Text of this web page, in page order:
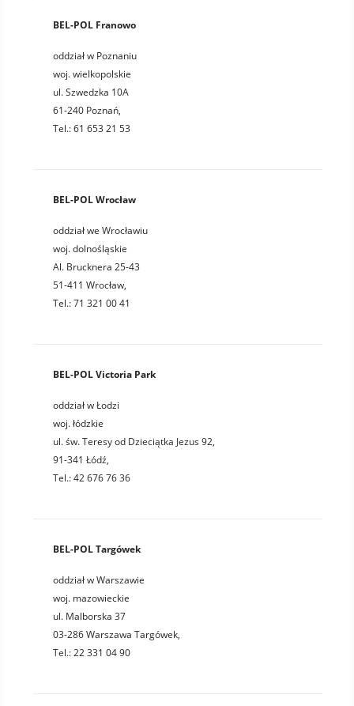
BEL-POL Franowo
oddział w Poznaniu
woj. wielkopolskie
ul. Szwedzka 10A
61-240 Poznań,
Tel.: 61 653 21 53
BEL-POL Wrocław
oddział we Wrocławiu
woj. dolnośląskie
Al. Brucknera 25-43
51-411 Wrocław,
Tel.: 71 321 00 41
BEL-POL Victoria Park
oddział w Łodzi
woj. łódzkie
ul. św. Teresy od Dzieciątka Jezus 92,
91-341 Łódź,
Tel.: 42 676 76 36
BEL-POL Targówek
oddział w Warszawie
woj. mazowieckie
ul. Malborska 37
03-286 Warszawa Targówek,
Tel.: 22 331 04 90